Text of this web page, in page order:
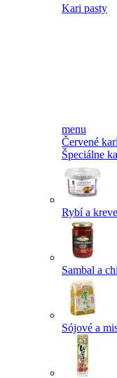
Kari pasty
menu
Červené
Špeciálne
Rybí a
Sambal a
Sójové a